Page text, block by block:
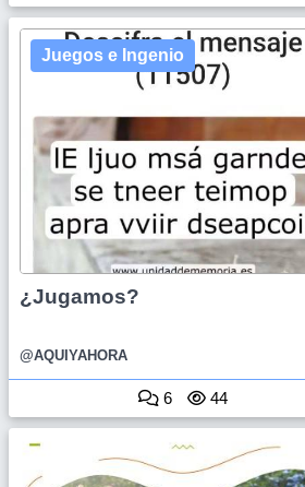
Juegos e Ingenio
¿Jugamos?
@AQUIYAHORA
6 44